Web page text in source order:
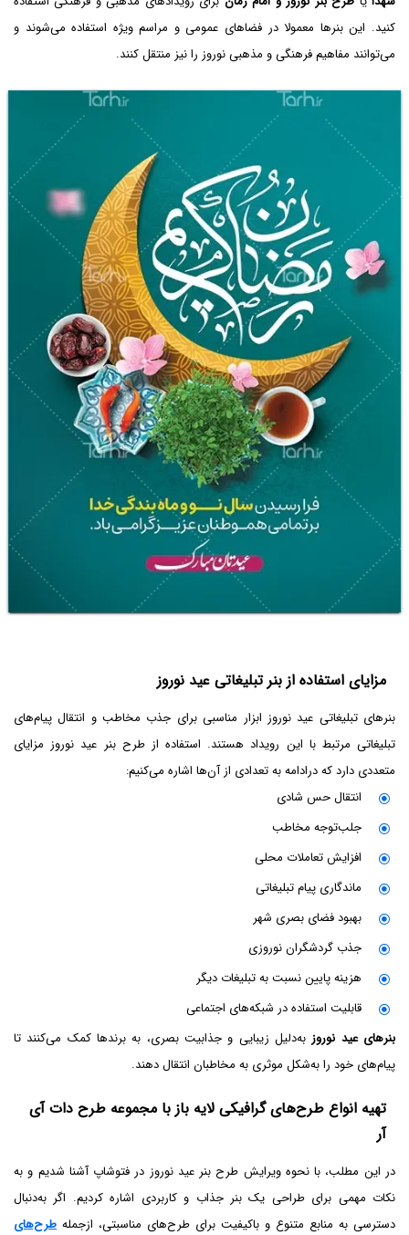
کنید. این بنرها معمولا در فضاهای عمومی و مراسم‌ ویژه استفاده می‌شوند و
می‌توانند مفاهیم فرهنگی و مذهبی نوروز را نیز منتقل کنند.
مزایای استفاده از بنر تبلیغاتی عید نوروز
بنرهای تبلیغاتی عید نوروز ابزار مناسبی برای جذب مخاطب و انتقال پیام‌های
تبلیغاتی مرتبط با این رویداد هستند. استفاده از طرح بنر عید نوروز مزایای
متعددی دارد که درادامه به تعدادی از آن‌ها اشاره می‌کنیم:
انتقال حس شادی
جلب‌توجه مخاطب
افزایش تعاملات محلی
ماندگاری پیام تبلیغاتی
بهبود فضای بصری شهر
جذب گردشگران نوروزی
هزینه پایین نسبت به تبلیغات دیگر
قابلیت استفاده در شبکه‌های اجتماعی
بنرهای عید نوروز به‌دلیل زیبایی و جذابیت بصری، به برندها کمک می‌کنند تا
پیام‌های خود را به‌شکل موثری به مخاطبان انتقال دهند.
تهیه انواع طرح‌های گرافیکی لایه باز با مجموعه طرح دات آی
آر
در این مطلب، با نحوه ویرایش طرح بنر عید نوروز در فتوشاپ آشنا شدیم و به
نکات مهمی برای طراحی یک بنر جذاب و کاربردی اشاره کردیم. اگر به‌دنبال
دسترسی به منابع متنوع و باکیفیت برای طرح‌های مناسبتی، ازجمله طرح‌های